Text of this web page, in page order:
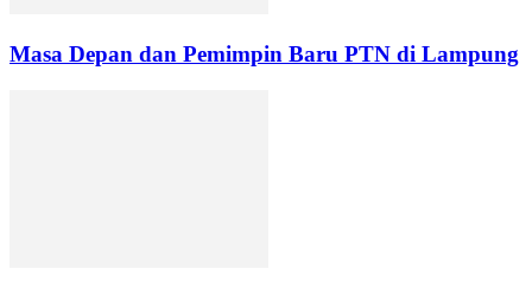
Masa Depan dan Pemimpin Baru PTN di Lampung